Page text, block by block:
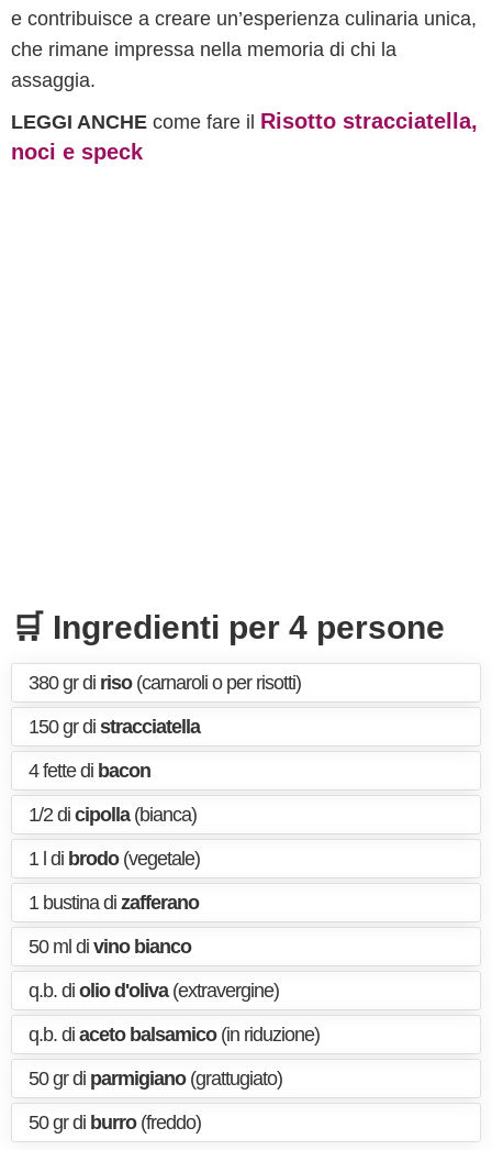
e contribuisce a creare un’esperienza culinaria unica,
che rimane impressa nella memoria di chi la
assaggia.
LEGGI ANCHE come fare il Risotto stracciatella,
noci e speck
🛒 Ingredienti per 4 persone
380 gr di riso(carnaroli o per risotti)
150 gr di stracciatella
4 fette di bacon
1/2 di cipolla(bianca)
1 l di brodo(vegetale)
1 bustina di zafferano
50 ml di vino bianco
q.b. di olio d'oliva(extravergine)
q.b. di aceto balsamico(in riduzione)
50 gr di parmigiano(grattugiato)
50 gr di burro(freddo)